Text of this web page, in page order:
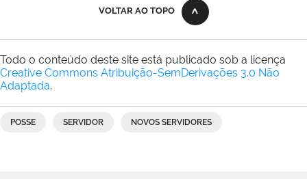
VOLTAR AO TOPO
Todo o conteúdo deste site está publicado sob a licença
Creative Commons Atribuição-SemDerivações 3.0 Não
Adaptada.
POSSE SERVIDOR NOVOS SERVIDORES